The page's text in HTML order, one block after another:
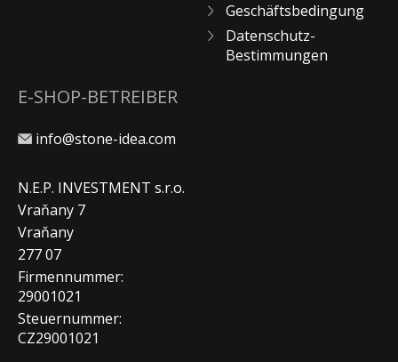
Geschäftsbedingung
Datenschutz-
Bestimmungen
E-SHOP-BETREIBER
info@stone-idea.com
N.E.P. INVESTMENT s.r.o.
Vraňany 7
Vraňany
277 07
Firmennummer:
29001021
Steuernummer:
CZ29001021